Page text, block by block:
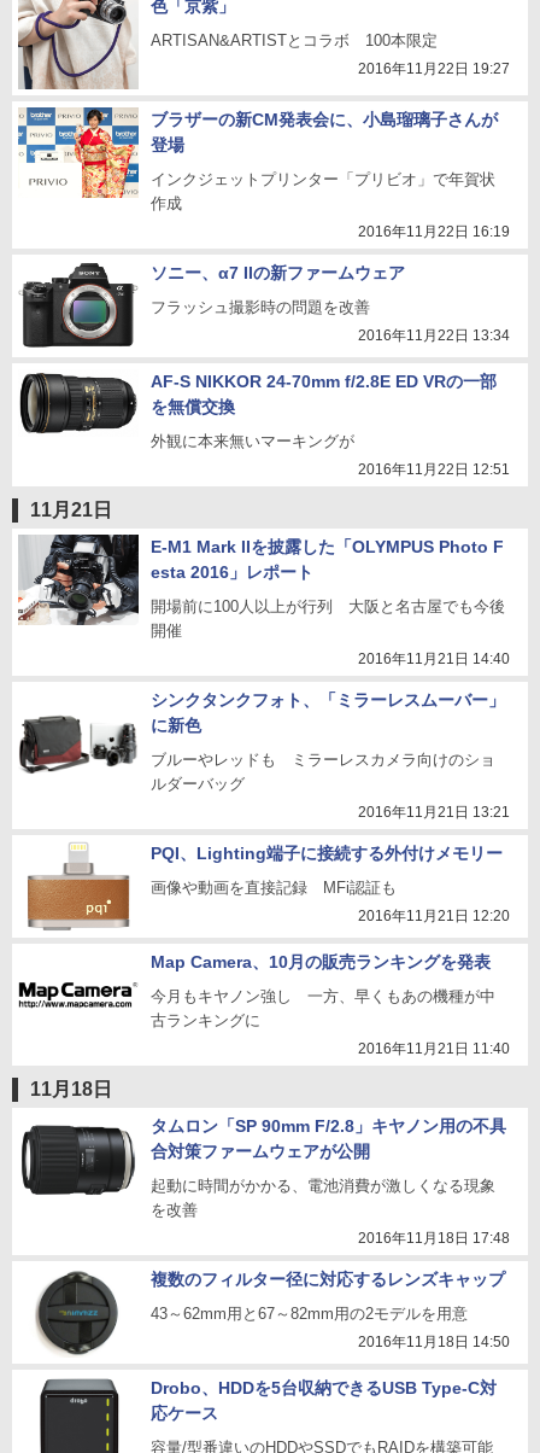
色「京紫」
ARTISAN&ARTISTとコラボ 100本限定
2016年11月22日 19:27
ブラザーの新CM発表会に、小島瑠璃子さんが
登場
インクジェットプリンター「プリビオ」で年賀状
作成
2016年11月22日 16:19
ソニー、α7 IIの新ファームウェア
フラッシュ撮影時の問題を改善
2016年11月22日 13:34
AF-S NIKKOR 24-70mm f/2.8E ED VRの一部
を無償交換
外観に本来無いマーキングが
2016年11月22日 12:51
11月21日
E-M1 Mark IIを披露した「OLYMPUS Photo F
esta 2016」レポート
開場前に100人以上が行列 大阪と名古屋でも今後
開催
2016年11月21日 14:40
シンクタンクフォト、「ミラーレスムーバー」
に新色
ブルーやレッドも ミラーレスカメラ向けのショ
ルダーバッグ
2016年11月21日 13:21
PQI、Lighting端子に接続する外付けメモリー
画像や動画を直接記録 MFi認証も
2016年11月21日 12:20
Map Camera、10月の販売ランキングを発表
今月もキヤノン強し 一方、早くもあの機種が中
古ランキングに
2016年11月21日 11:40
11月18日
タムロン「SP 90mm F/2.8」キヤノン用の不具
合対策ファームウェアが公開
起動に時間がかかる、電池消費が激しくなる現象
を改善
2016年11月18日 17:48
複数のフィルター径に対応するレンズキャップ
43～62mm用と67～82mm用の2モデルを用意
2016年11月18日 14:50
Drobo、HDDを5台収納できるUSB Type-C対
応ケース
容量/型番違いのHDDやSSDでもRAIDを構築可能